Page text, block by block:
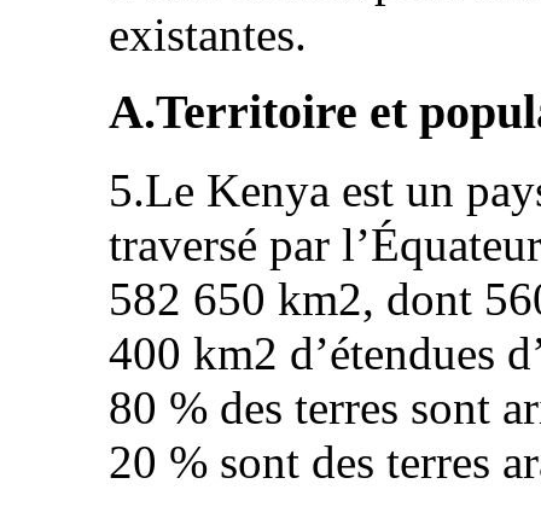
existantes.
A.Territoire et
5.Le Kenya est un
traversé par
582 650 km2, dont
400 km2 d’étendues
80 % des terres sont
20 % sont des terres